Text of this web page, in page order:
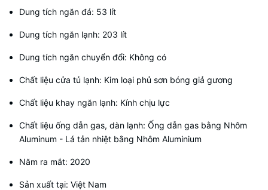
Dung tích ngăn đá: 53 lít
Dung tích ngăn lạnh: 203 lít
Dung tích ngăn chuyển đổi: Không có
Chất liệu cửa tủ lạnh: Kim loại phủ sơn bóng giả gương
Chất liệu khay ngăn lạnh: Kính chịu lực
Chất liệu ống dẫn gas, dàn lạnh: Ống dẫn gas bằng Nhôm
Aluminum - Lá tản nhiệt bằng Nhôm Aluminium
Năm ra mắt: 2020
Sản xuất tại: Việt Nam